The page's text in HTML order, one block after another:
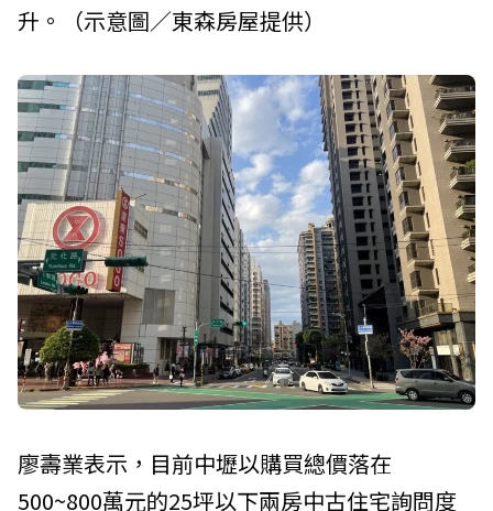
升。（示意圖／東森房屋提供）
廖壽業表示，目前中壢以購買總價落在
500~800萬元的25坪以下兩房中古住宅詢問度